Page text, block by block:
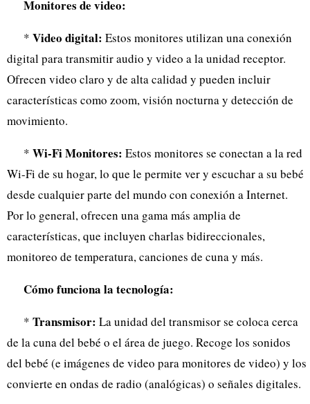
Monitores de video:
* Video digital: Estos monitores utilizan una conexión
digital para transmitir audio y video a la unidad receptor.
Ofrecen video claro y de alta calidad y pueden incluir
características como zoom, visión nocturna y detección de
movimiento.
* Wi-Fi Monitores: Estos monitores se conectan a la red
Wi-Fi de su hogar, lo que le permite ver y escuchar a su bebé
desde cualquier parte del mundo con conexión a Internet.
Por lo general, ofrecen una gama más amplia de
características, que incluyen charlas bidireccionales,
monitoreo de temperatura, canciones de cuna y más.
Cómo funciona la tecnología:
* Transmisor: La unidad del transmisor se coloca cerca
de la cuna del bebé o el área de juego. Recoge los sonidos
del bebé (e imágenes de video para monitores de video) y los
convierte en ondas de radio (analógicas) o señales digitales.